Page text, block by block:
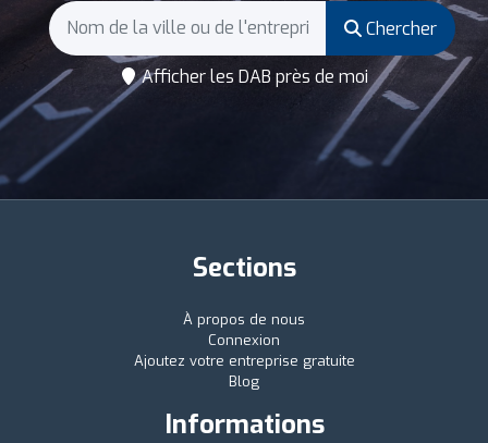
Chercher
Afficher les DAB près de moi
Sections
À propos de nous
Connexion
Ajoutez votre entreprise gratuite
Blog
Informations